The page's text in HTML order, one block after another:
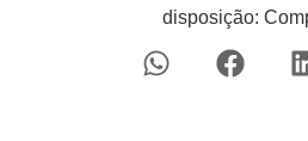
disposição: